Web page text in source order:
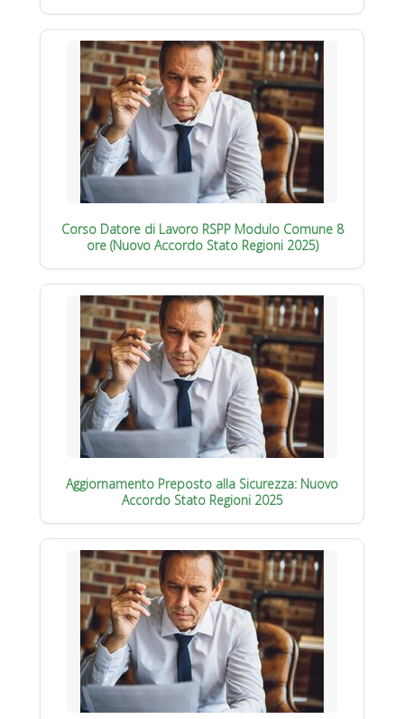
Corso Datore di Lavoro RSPP Modulo Comune 8
ore (Nuovo Accordo Stato Regioni 2025)
Aggiornamento Preposto alla Sicurezza: Nuovo
Accordo Stato Regioni 2025